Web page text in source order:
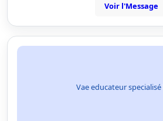
Voir l'Message
Vae educateur